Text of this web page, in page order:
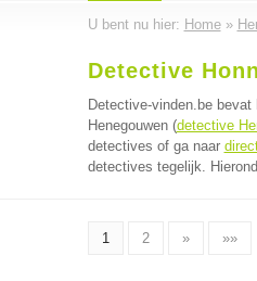
U bent nu hier: Home»
Detective
Detective-vinden.be bevat
Henegouwen (detective
detectives of ga naar
detectives tegelijk.
1 2 » »»